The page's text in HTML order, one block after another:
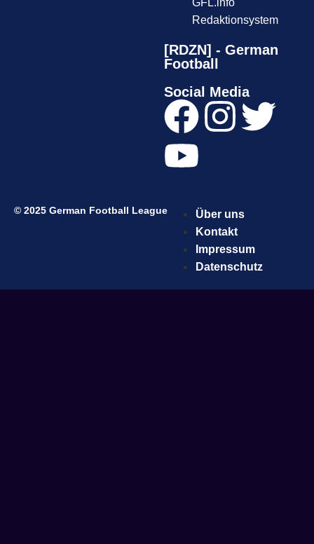
GFL.info
Redaktionsystem
[RDZN] - German
Football
Social Media
© 2025 German Football League
Über uns
Kontakt
Impressum
Datenschutz